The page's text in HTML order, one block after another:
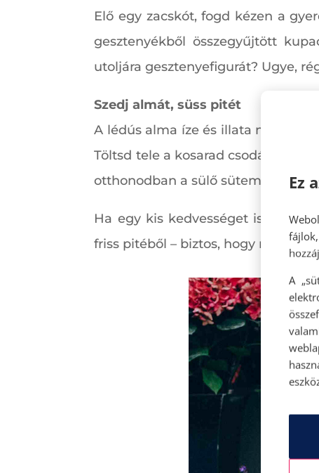
Elő egy zacskót, fogd kézen a
gesztenyékből összegyűjtött
utoljára gesztenyefigurát? Ugye,
Szedj almát, süss pitét
A lédús alma íze és illata nem
Töltsd tele a kosarad csodás piros
otthonodban a sülő sütemény
Ha egy kis kedvességet is
friss pitéből – biztos, hogy nagy
Ez
A